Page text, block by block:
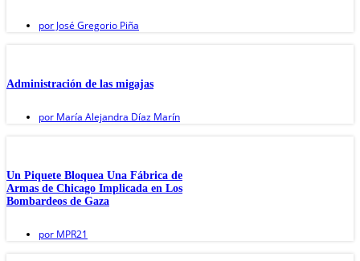
por José Gregorio Piña
Administración de las migajas
por María Alejandra Díaz Marín
Un Piquete Bloquea Una Fábrica de
Armas de Chicago Implicada en Los
Bombardeos de Gaza
por MPR21